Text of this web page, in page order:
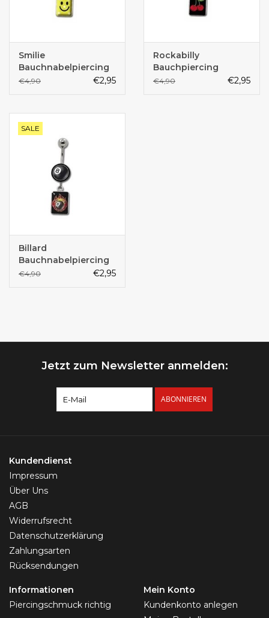
Smilie
Bauchnabelpiercing
€4,90 €2,95
Rockabilly
Bauchpiercing
€4,90 €2,95
SALE
Billard
Bauchnabelpiercing
€4,90 €2,95
Jetzt zum Newsletter anmelden:
ABONNIEREN
Kundendienst
Impressum
Über Uns
AGB
Widerrufsrecht
Datenschutzerklärung
Zahlungsarten
Rücksendungen
Informationen
Piercingschmuck richtig
Mein Konto
Kundenkonto anlegen